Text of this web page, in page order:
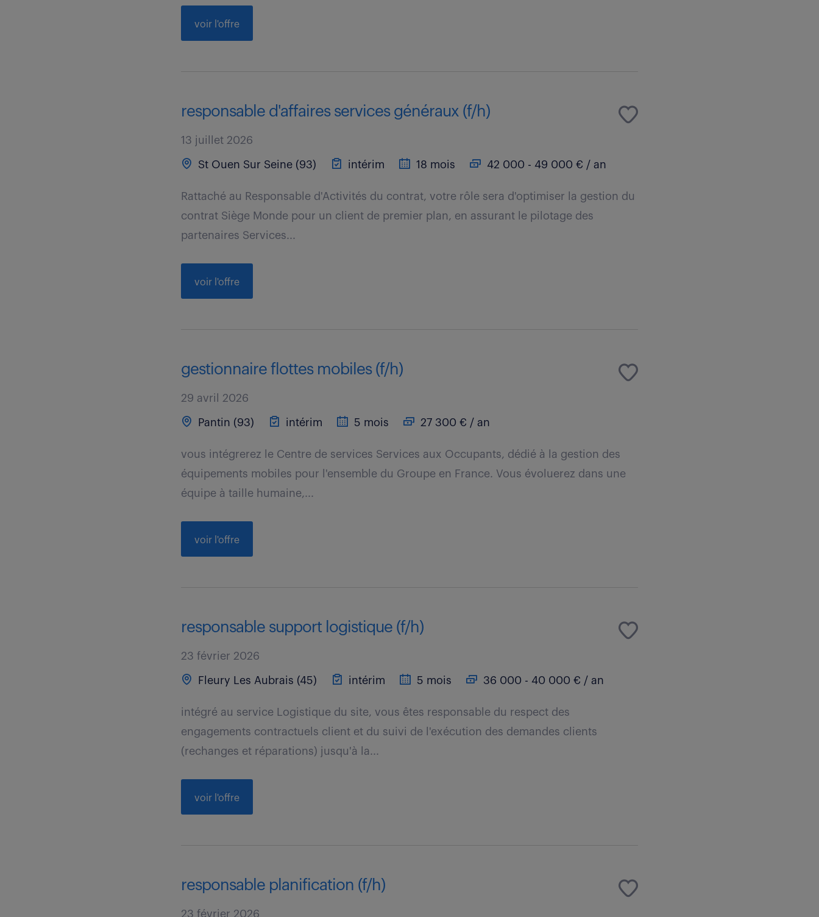
voir l'offre
responsable d'affaires services généraux (f/h)
13 juillet 2026
St Ouen Sur Seine (93) intérim 18 mois 42 000 - 49 000 € / an
Rattaché au Responsable d'Activités du contrat, votre rôle sera d'optimiser la gestion du
contrat Siège Monde pour un client de premier plan, en assurant le pilotage des
partenaires Services...
voir l'offre
gestionnaire flottes mobiles (f/h)
29 avril 2026
Pantin (93) intérim 5 mois 27 300 € / an
vous intégrerez le Centre de services Services aux Occupants, dédié à la gestion des
équipements mobiles pour l'ensemble du Groupe en France. Vous évoluerez dans une
équipe à taille humaine,...
voir l'offre
responsable support logistique (f/h)
23 février 2026
Fleury Les Aubrais (45) intérim 5 mois 36 000 - 40 000 € / an
intégré au service Logistique du site, vous êtes responsable du respect des
engagements contractuels client et du suivi de l'exécution des demandes clients
(rechanges et réparations) jusqu'à la...
voir l'offre
responsable planification (f/h)
23 février 2026